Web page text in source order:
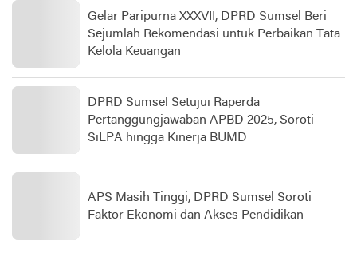
Gelar Paripurna XXXVII, DPRD Sumsel Beri
Sejumlah Rekomendasi untuk Perbaikan Tata
Kelola Keuangan
DPRD Sumsel Setujui Raperda
Pertanggungjawaban APBD 2025, Soroti
SiLPA hingga Kinerja BUMD
APS Masih Tinggi, DPRD Sumsel Soroti
Faktor Ekonomi dan Akses Pendidikan